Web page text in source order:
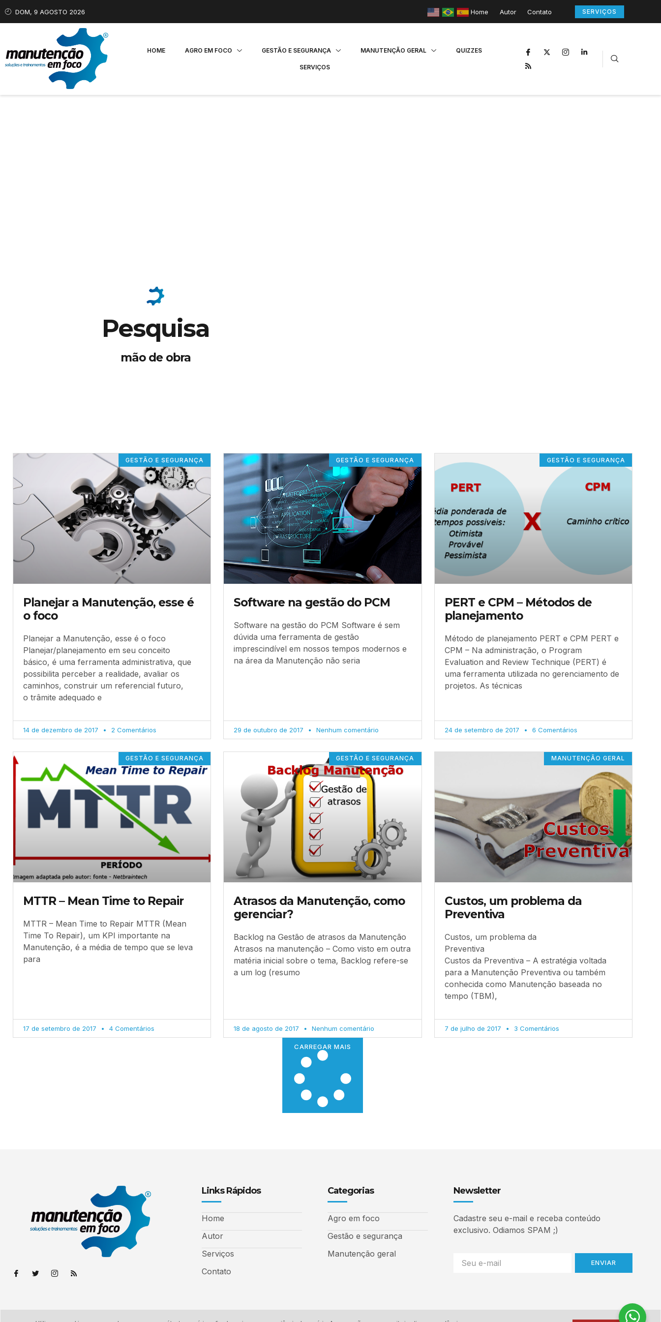
DOM, 9 AGOSTO 2026 Home Autor Contato SERVIÇOS
HOME AGRO EM FOCO GESTÃO E SEGURANÇA MANUTENÇÃO GERAL QUIZZES
SERVIÇOS
Pesquisa
mão de obra
GESTÃO E SEGURANÇA
Planejar a Manutenção, esse é
o foco
Planejar a Manutenção, esse é o foco
Planejar/planejamento em seu conceito
básico, é uma ferramenta administrativa, que
possibilita perceber a realidade, avaliar os
caminhos, construir um referencial futuro,
o trâmite adequado e
14 de dezembro de 2017 2 Comentários
GESTÃO E SEGURANÇA
Software na gestão do PCM
Software na gestão do PCM Software é sem
dúvida uma ferramenta de gestão
imprescindível em nossos tempos modernos e
na área da Manutenção não seria
29 de outubro de 2017 Nenhum comentário
GESTÃO E SEGURANÇA
PERT e CPM – Métodos de
planejamento
Método de planejamento PERT e CPM PERT e
CPM – Na administração, o Program
Evaluation and Review Technique (PERT) é
uma ferramenta utilizada no gerenciamento de
projetos. As técnicas
24 de setembro de 2017 6 Comentários
GESTÃO E SEGURANÇA
MTTR – Mean Time to Repair
MTTR – Mean Time to Repair MTTR (Mean
Time To Repair), um KPI importante na
Manutenção, é a média de tempo que se leva
para
17 de setembro de 2017 4 Comentários
GESTÃO E SEGURANÇA
Atrasos da Manutenção, como
gerenciar?
Backlog na Gestão de atrasos da Manutenção
Atrasos na manutenção – Como visto em outra
matéria inicial sobre o tema, Backlog refere-se
a um log (resumo
18 de agosto de 2017 Nenhum comentário
MANUTENÇÃO GERAL
Custos, um problema da
Preventiva
Custos, um problema da
Preventiva
Custos da Preventiva – A estratégia voltada
para a Manutenção Preventiva ou também
conhecida como Manutenção baseada no
tempo (TBM),
7 de julho de 2017 3 Comentários
CARREGAR MAIS
Links Rápidos
Home
Autor
Serviços
Contato
Categorias
Agro em foco
Gestão e segurança
Manutenção geral
Newsletter
Cadastre seu e-mail e receba conteúdo
exclusivo. Odiamos SPAM ;)
ENVIAR